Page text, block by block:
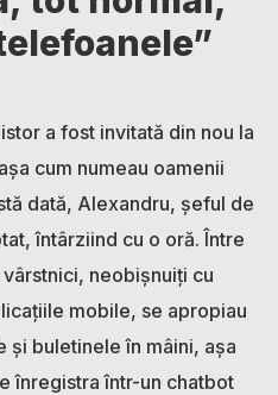
a fost invitată din nou la
cum numeau oamenii
dată, Alexandru, șeful de
întârziind cu o oră. Între
neobișnuiți cu
mobile, se apropiau
și buletinele în mâini, așa
înregistra într-un chatbot